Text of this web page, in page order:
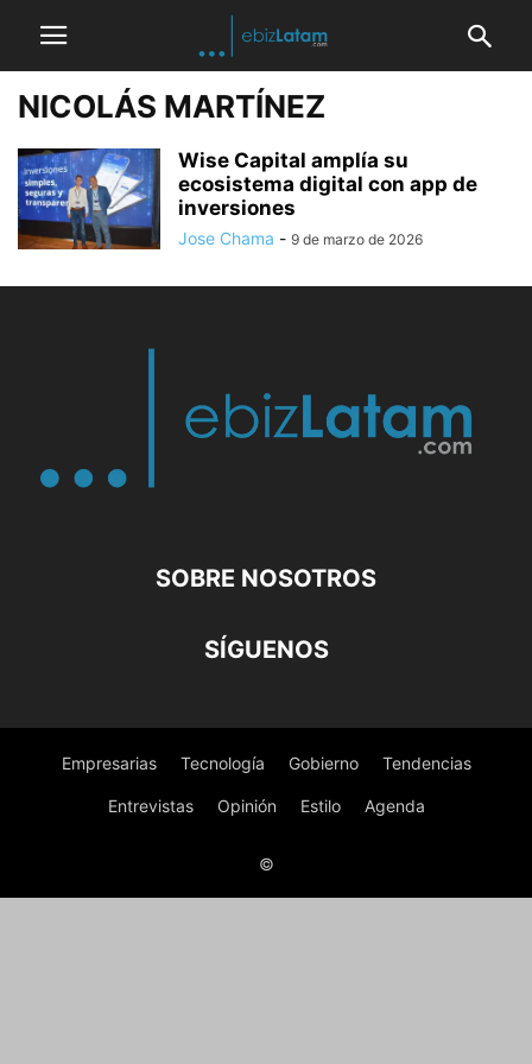
NICOLÁS MARTÍNEZ
Wise Capital amplía su
ecosistema digital con app de
inversiones
Jose Chama - 9 de marzo de 2026
SOBRE NOSOTROS
SÍGUENOS
Empresarias Tecnología Gobierno Tendencias
Entrevistas Opinión Estilo Agenda
©